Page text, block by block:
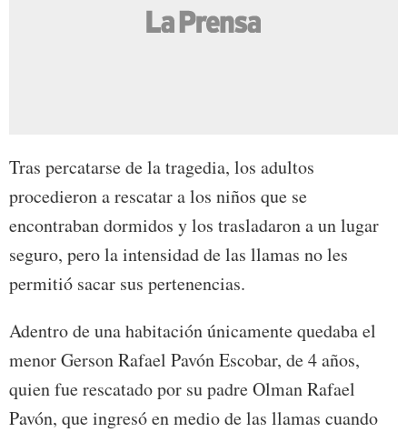
Tras percatarse de la tragedia, los adultos
procedieron a rescatar a los niños que se
encontraban dormidos y los trasladaron a un lugar
seguro, pero la intensidad de las llamas no les
permitió sacar sus pertenencias.
Adentro de una habitación únicamente quedaba el
menor Gerson Rafael Pavón Escobar, de 4 años,
quien fue rescatado por su padre Olman Rafael
Pavón, que ingresó en medio de las llamas cuando